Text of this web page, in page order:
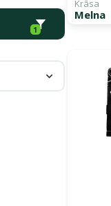
1
Krāsa
Melna